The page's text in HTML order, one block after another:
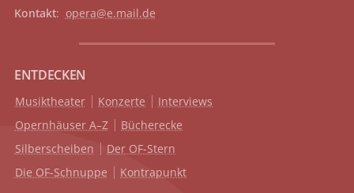
Kontakt: opera@e.mail.de
ENTDECKEN
Musiktheater Konzerte
Interviews
Opernhäuser A–Z
Bücherecke
Silberscheiben
Der OF-Stern
Die OF-Schnuppe
Kontrapunkt